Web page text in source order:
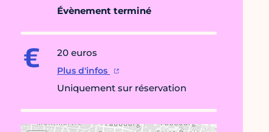
Évènement terminé
20 euros
Plus d'infos
Uniquement sur réservation